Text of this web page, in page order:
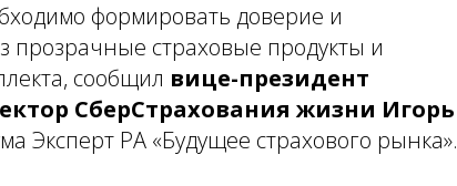
формировать доверие и
прозрачные страховые продукты и
сообщил вице-президент
СберСтрахования жизни Игорь
Эксперт РА «Будущее страхового рынка».